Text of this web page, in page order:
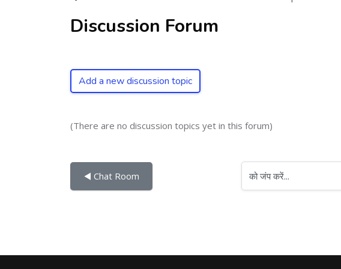
Discussion Forum
Add a new discussion topic
(There are no discussion topics yet in this forum)
◀︎ Chat Room को जंप करें...